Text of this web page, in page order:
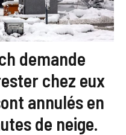
demande
chez eux
annulés en
de neige.